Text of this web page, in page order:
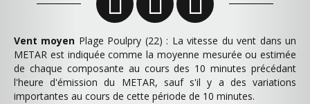
Vent moyen Plage Poulpry (22) : La vitesse du vent dans un
METAR est indiquée comme la moyenne mesurée ou estimée
de chaque composante au cours des 10 minutes précédant
l'heure d'émission du METAR, sauf s'il y a des variations
importantes au cours de cette période de 10 minutes.